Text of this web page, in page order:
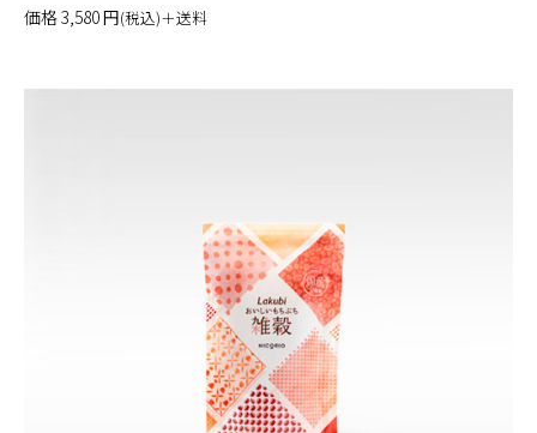
価格3,580円(税込)＋送料